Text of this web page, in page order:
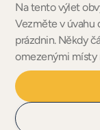
Na tento výlet
Vezměte v úvahu
prázdnin. Někdy
omezenými místy